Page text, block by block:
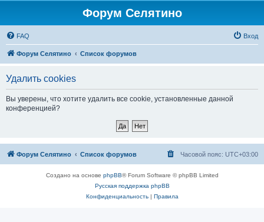
Форум Селятино
FAQ Вход
Форум Селятино Список форумов
Удалить cookies
Вы уверены, что хотите удалить все cookie, установленные данной
конференцией?
Форум Селятино Список форумов Часовой пояс: UTC+03:00
Создано на основе phpBB® Forum Software © phpBB Limited
Русская поддержка phpBB
Конфиденциальность| Правила